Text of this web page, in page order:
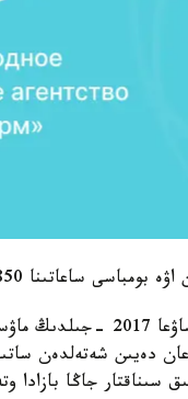
جىلدامدىقپەن تەمىربەتوندى تەسىپ ءوتتى.
ماماندار
دەيىن شەتەلدەن
سىناقتار جاڭا بازادا